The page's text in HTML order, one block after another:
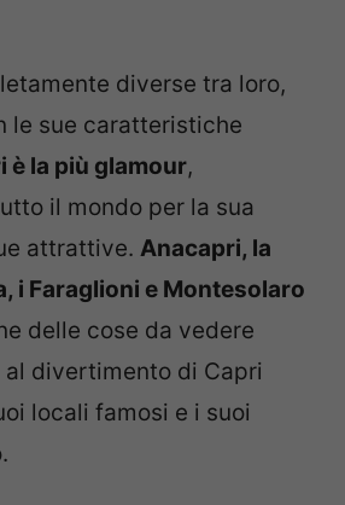
diverse tra loro,
le sue caratteristiche
è la più glamour,
il mondo per la sua
attrattive. Anacapri, la
i Faraglioni e Montesolaro
delle cose da vedere
al divertimento di Capri
locali famosi e i suoi